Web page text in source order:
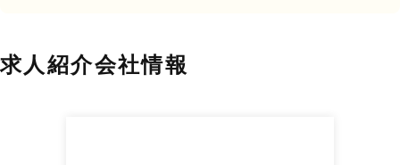
求人紹介会社情報